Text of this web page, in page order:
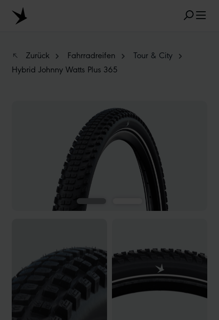
Zum Hauptinhalt springen
TUBELESS
RECYCLING
UNPLATTBAR
GRÖSSENBEZEICHNUNG
AEROTHAN
Zurück Fahrradreifen
Tour & City
Hybrid Johnny Watts Plus 365